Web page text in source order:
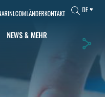
LÄNDERKONTAKT DE
NEWS & MEHR